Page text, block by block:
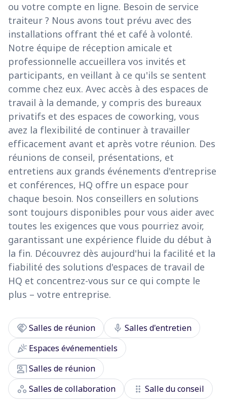
ou votre compte en ligne. Besoin de service
traiteur ? Nous avons tout prévu avec des
installations offrant thé et café à volonté.
Notre équipe de réception amicale et
professionnelle accueillera vos invités et
participants, en veillant à ce qu'ils se sentent
comme chez eux. Avec accès à des espaces de
travail à la demande, y compris des bureaux
privatifs et des espaces de coworking, vous
avez la flexibilité de continuer à travailler
efficacement avant et après votre réunion. Des
réunions de conseil, présentations, et
entretiens aux grands événements d'entreprise
et conférences, HQ offre un espace pour
chaque besoin. Nos conseillers en solutions
sont toujours disponibles pour vous aider avec
toutes les exigences que vous pourriez avoir,
garantissant une expérience fluide du début à
la fin. Découvrez dès aujourd'hui la facilité et la
fiabilité des solutions d'espaces de travail de
HQ et concentrez-vous sur ce qui compte le
plus – votre entreprise.
handshakeSalles de réunion mic Salles d'entretien
celebrationEspaces événementiels
co_presentSalles de réunion
workspaces Salles de collaboration drag_indicator Salle du conseil